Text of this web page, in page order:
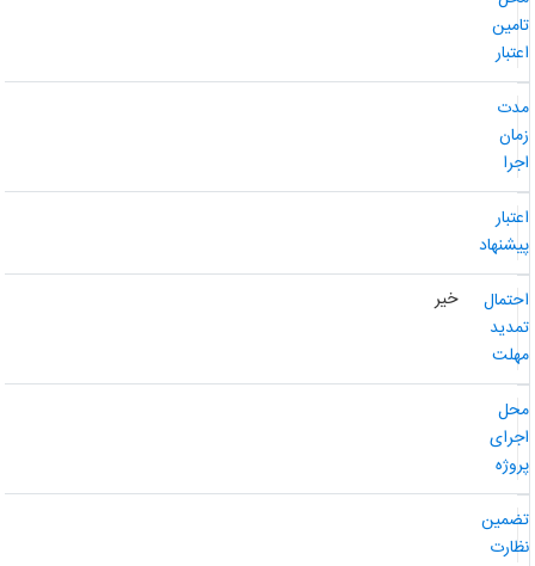
خیر